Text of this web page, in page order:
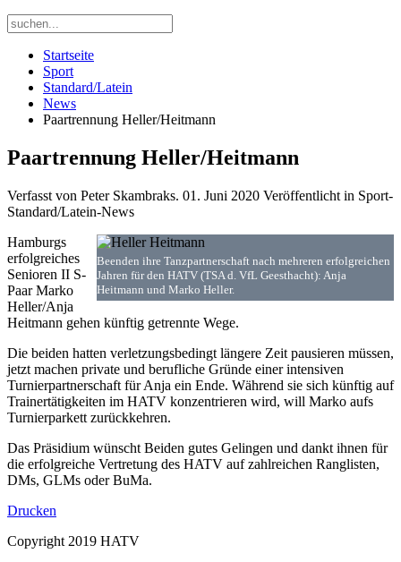
Startseite
Sport
Standard/Latein
News
Paartrennung Heller/Heitmann
Paartrennung Heller/Heitmann
Verfasst von Peter Skambraks. 01. Juni 2020 Veröffentlicht in Sport-
Standard/Latein-News
Beenden ihre Tanzpartnerschaft nach mehreren erfolgreichen
Jahren für den HATV (TSA d. VfL Geesthacht): Anja
Heitmann und Marko Heller.
Hamburgs
erfolgreiches
Senioren II S-
Paar Marko
Heller/Anja
Heitmann gehen künftig getrennte Wege.
Die beiden hatten verletzungsbedingt längere Zeit pausieren müssen,
jetzt machen private und berufliche Gründe einer intensiven
Turnierpartnerschaft für Anja ein Ende. Während sie sich künftig auf
Trainertätigkeiten im HATV konzentrieren wird, will Marko aufs
Turnierparkett zurückkehren.
Das Präsidium wünscht Beiden gutes Gelingen und dankt ihnen für
die erfolgreiche Vertretung des HATV auf zahlreichen Ranglisten,
DMs, GLMs oder BuMa.
Drucken
Copyright 2019 HATV